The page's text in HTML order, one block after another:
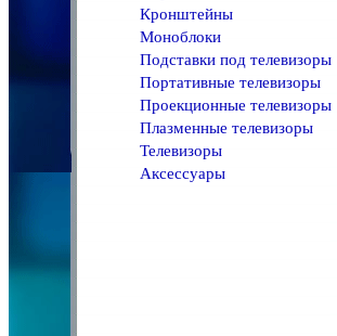
Кронштейны
Моноблоки
Подставки под телевизоры
Портативные телевизоры
Проекционные телевизоры
Плазменные телевизоры
Телевизоры
Аксессуары